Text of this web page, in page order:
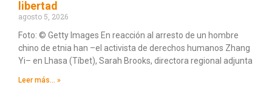
libertad
agosto 5, 2026
Foto: © Getty Images En reacción al arresto de un hombre
chino de etnia han –el activista de derechos humanos Zhang
Yi– en Lhasa (Tíbet), Sarah Brooks, directora regional adjunta
Leer más... »